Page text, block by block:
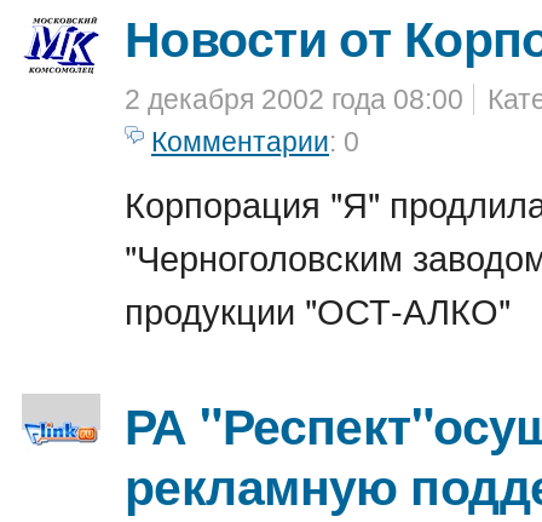
Новости от
2 декабря 2002 года 08:00
Комментарии: 0
Корпорация "Я"
"Черноголовским
продукции "ОСТ-АЛКО"
РА
рекламную